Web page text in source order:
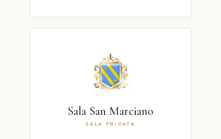
Sala San Marciano
SALA PRIVATA